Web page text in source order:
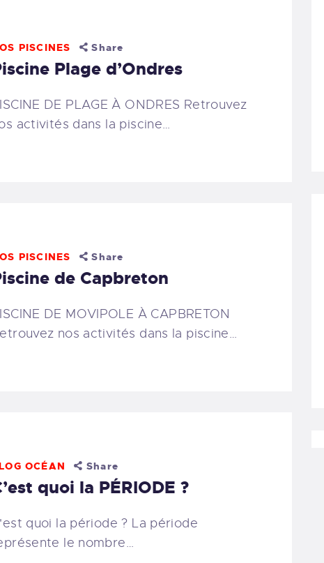
PISCINES Share
Plage d’Ondres
DE PLAGE À ONDRES Retrouvez
activités dans la piscine…
PISCINES Share
de Capbreton
DE MOVIPOLE À CAPBRETON
nos activités dans la piscine…
OCÉAN Share
quoi la PÉRIODE ?
quoi la période ? La période
le nombre…